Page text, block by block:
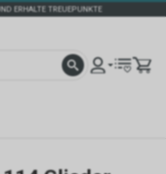
ERHALTE TREUEPUNKTE